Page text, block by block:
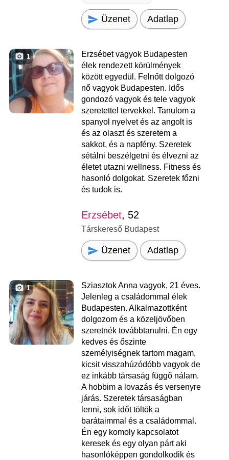
Üzenet Adatlap
1
Erzsébet vagyok Budapesten
élek rendezett körülmények
között egyedül. Felnőtt dolgozó
nő vagyok Budapesten. Idős
gondozó vagyok és tele vagyok
szeretettel tervekkel. Tanulom a
spanyol nyelvet és az angolt is
és az olaszt és szeretem a
sakkot, és a napfény. Szeretek
sétálni beszélgetni és élvezni az
életet utazni wellness. Fitness és
hasonló dolgokat. Szeretek főzni
és tudok is.
Erzsébet, 52
Társkereső Budapest
Üzenet Adatlap
1
Sziasztok Anna vagyok, 21 éves.
Jelenleg a családommal élek
Budapesten. Alkalmazottként
dolgozom és a közeljövőben
szeretnék továbbtanulni. Én egy
kedves és őszinte
személyiségnek tartom magam,
kicsit visszahúzódóbb vagyok de
ez inkább társaság függő nálam.
A hobbim a lovazás és versenyre
járás. Szeretek társaságban
lenni, sok időt töltök a
barátaimmal és a családommal.
Én egy komoly kapcsolatot
keresek és egy olyan párt aki
hasonlóképpen gondolkodik és